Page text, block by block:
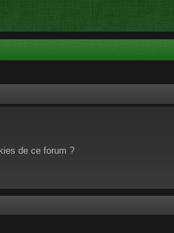
de ce forum ?